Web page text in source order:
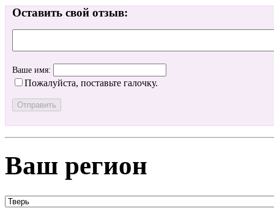
Оставить свой отзыв:
Ваше имя:
Пожалуйста, поставьте галочку.
Ваш регион